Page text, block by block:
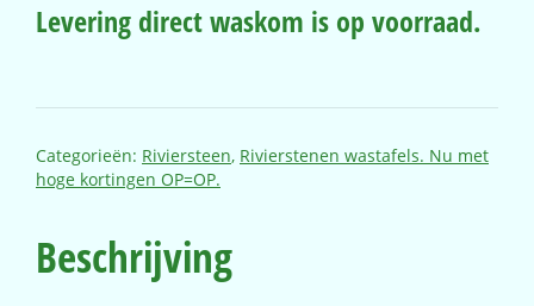
Levering direct waskom is op voorraad.
Categorieën: Riviersteen, Rivierstenen wastafels. Nu met
hoge kortingen OP=OP.
Beschrijving